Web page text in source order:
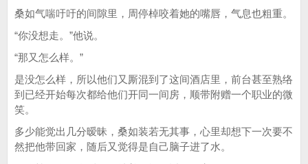
桑如气喘吁吁的间隙里，周停棹咬着她的嘴唇，气息也粗重。
“你没想走。”他说。
“那又怎么样。”
是没怎么样，所以他们又厮混到了这间酒店里，前台甚至熟络
到已经开始每次都给他们开同一间房，顺带附赠一个职业的微
笑。
多少能觉出几分暧昧，桑如装若无其事，心里却想下一次要不
然把他带回家，随后又觉得是自己脑子进了水。